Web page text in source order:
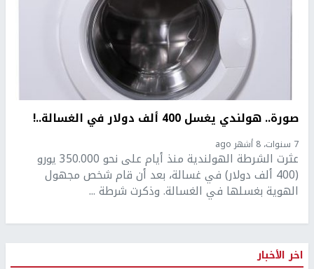
صورة.. هولندي يغسل 400 ألف دولار في الغسالة..!
7 سنوات، 8 أشهر ago
عثرت الشرطة الهولندية منذ أيام على نحو 350.000 يورو
(400 ألف دولار) في غسالة، بعد أن قام شخص مجهول
الهوية بغسلها في الغسالة. وذكرت شرطة ...
اخر الأخبار